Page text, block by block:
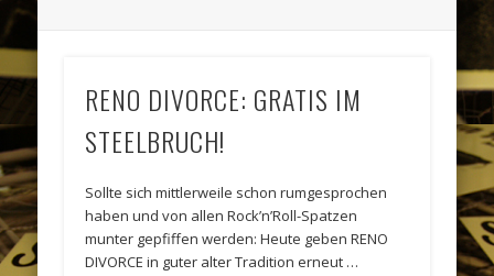
RENO DIVORCE: GRATIS IM
STEELBRUCH!
Sollte sich mittlerweile schon rumgesprochen
haben und von allen Rock’n’Roll-Spatzen
munter gepfiffen werden: Heute geben RENO
DIVORCE in guter alter Tradition erneut …